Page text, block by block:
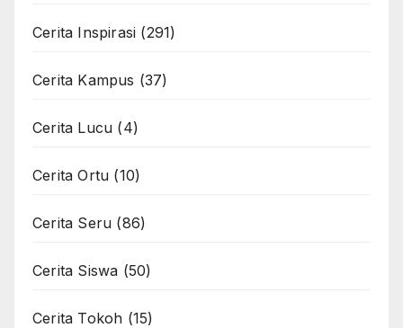
Cerita Inspirasi (291)
Cerita Kampus (37)
Cerita Lucu (4)
Cerita Ortu (10)
Cerita Seru (86)
Cerita Siswa (50)
Cerita Tokoh (15)